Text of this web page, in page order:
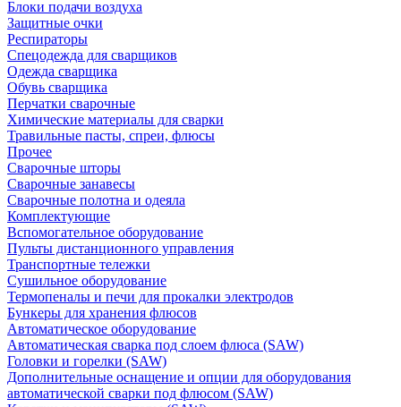
Блоки подачи воздуха
Защитные очки
Респираторы
Спецодежда для сварщиков
Одежда сварщика
Обувь сварщика
Перчатки сварочные
Химические материалы для сварки
Травильные пасты, спреи, флюсы
Прочее
Сварочные шторы
Сварочные занавесы
Сварочные полотна и одеяла
Комплектующие
Вспомогательное оборудование
Пульты дистанционного управления
Транспортные тележки
Сушильное оборудование
Термопеналы и печи для прокалки электродов
Бункеры для хранения флюсов
Автоматическое оборудование
Автоматическая сварка под слоем флюса (SAW)
Головки и горелки (SAW)
Дополнительные оснащение и опции для оборудования
автоматической сварки под флюсом (SAW)